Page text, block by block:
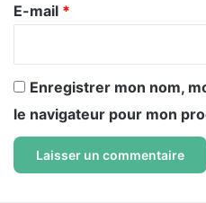
e
E-mail *
Enregistrer mon nom,
le navigateur pour mon